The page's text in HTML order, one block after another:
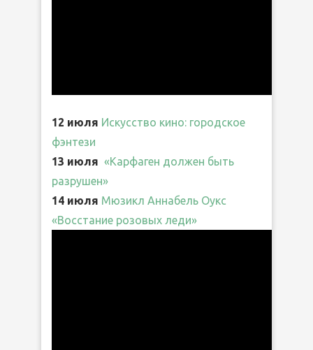
12 июля Искусство кино: городское
фэнтези
13 июля «Карфаген должен быть
разрушен»
14 июля Мюзикл Аннабель Оукс
«Восстание розовых леди»